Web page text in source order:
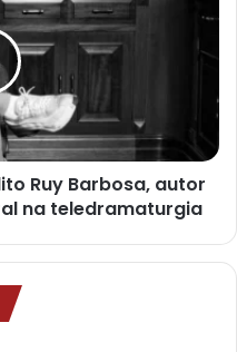
Ruy Barbosa, autor
na teledramaturgia